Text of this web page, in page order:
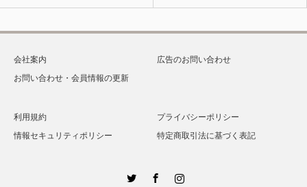
会社案内
広告のお問い合わせ
お問い合わせ・会員情報の更新
利用規約
プライバシーポリシー
情報セキュリティポリシー
特定商取引法に基づく表記
Instagram